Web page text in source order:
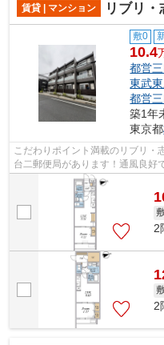
賃貸 | マンション リブリ・
敷0
10.4
都営
東武
都営
築1年
東京都
こだわりポイント満載のリブリ・
台二郵便局があります！通風良好
提供いたします！行き先や用途に
2
2